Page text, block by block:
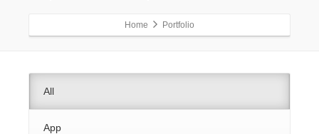
Home Portfolio
All
App